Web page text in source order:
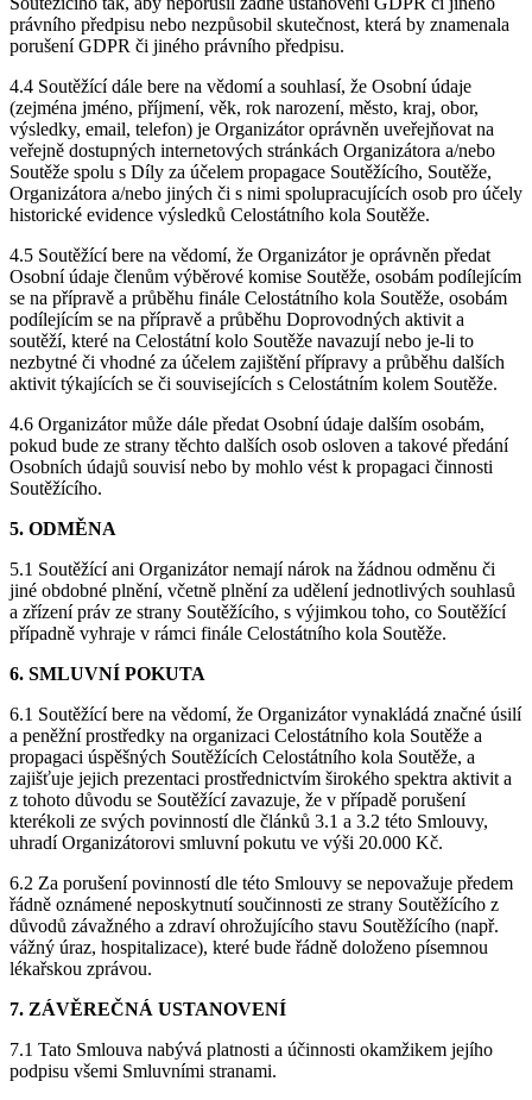
právního předpisu nebo nezpůsobil skutečnost, která by znamenala
porušení GDPR či jiného právního předpisu.
4.4 Soutěžící dále bere na vědomí a souhlasí, že Osobní údaje
(zejména jméno, příjmení, věk, rok narození, město, kraj, obor,
výsledky, email, telefon) je Organizátor oprávněn uveřejňovat na
veřejně dostupných internetových stránkách Organizátora a/nebo
Soutěže spolu s Díly za účelem propagace Soutěžícího, Soutěže,
Organizátora a/nebo jiných či s nimi spolupracujících osob pro účely
historické evidence výsledků Celostátního kola Soutěže.
4.5 Soutěžící bere na vědomí, že Organizátor je oprávněn předat
Osobní údaje členům výběrové komise Soutěže, osobám podílejícím
se na přípravě a průběhu finále Celostátního kola Soutěže, osobám
podílejícím se na přípravě a průběhu Doprovodných aktivit a
soutěží, které na Celostátní kolo Soutěže navazují nebo je-li to
nezbytné či vhodné za účelem zajištění přípravy a průběhu dalších
aktivit týkajících se či souvisejících s Celostátním kolem Soutěže.
4.6 Organizátor může dále předat Osobní údaje dalším osobám,
pokud bude ze strany těchto dalších osob osloven a takové předání
Osobních údajů souvisí nebo by mohlo vést k propagaci činnosti
Soutěžícího.
5. ODMĚNA
5.1 Soutěžící ani Organizátor nemají nárok na žádnou odměnu či
jiné obdobné plnění, včetně plnění za udělení jednotlivých souhlasů
a zřízení práv ze strany Soutěžícího, s výjimkou toho, co Soutěžící
případně vyhraje v rámci finále Celostátního kola Soutěže.
6. SMLUVNÍ POKUTA
6.1 Soutěžící bere na vědomí, že Organizátor vynakládá značné úsilí
a peněžní prostředky na organizaci Celostátního kola Soutěže a
propagaci úspěšných Soutěžících Celostátního kola Soutěže, a
zajišťuje jejich prezentaci prostřednictvím širokého spektra aktivit a
z tohoto důvodu se Soutěžící zavazuje, že v případě porušení
kterékoli ze svých povinností dle článků 3.1 a 3.2 této Smlouvy,
uhradí Organizátorovi smluvní pokutu ve výši 20.000 Kč.
6.2 Za porušení povinností dle této Smlouvy se nepovažuje předem
řádně oznámené neposkytnutí součinnosti ze strany Soutěžícího z
důvodů závažného a zdraví ohrožujícího stavu Soutěžícího (např.
vážný úraz, hospitalizace), které bude řádně doloženo písemnou
lékařskou zprávou.
7. ZÁVĚREČNÁ USTANOVENÍ
7.1 Tato Smlouva nabývá platnosti a účinnosti okamžikem jejího
podpisu všemi Smluvními stranami.